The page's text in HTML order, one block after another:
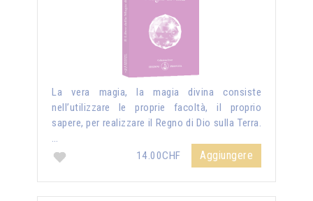
La vera magia, la magia divina consiste
nell’utilizzare le proprie facoltà, il proprio
sapere, per realizzare il Regno di Dio sulla Terra.
…
14.00CHF
Aggiungere